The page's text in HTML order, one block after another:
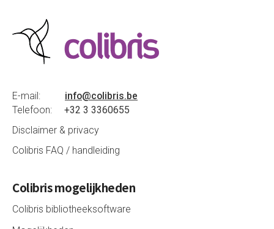
E-mail: info@colibris.be
Telefoon: +32 3 3360655
Disclaimer & privacy
Colibris FAQ / handleiding
Colibris mogelijkheden
Colibris bibliotheeksoftware